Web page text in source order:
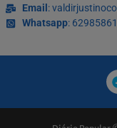
Email :
Whatsapp: